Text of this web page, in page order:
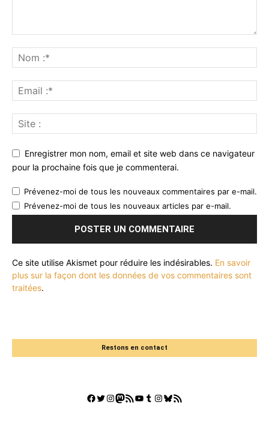
Enregistrer mon nom, email et site web dans ce navigateur
pour la prochaine fois que je commenterai.
Prévenez-moi de tous les nouveaux commentaires par e-mail.
Prévenez-moi de tous les nouveaux articles par e-mail.
Ce site utilise Akismet pour réduire les indésirables. En savoir
plus sur la façon dont les données de vos commentaires sont
traitées.
Restons en contact
Facebook
Twitter
Instagram
Mastodon
Flux RSSYouTube
Tumblr
Instagram
Bluesky
GestGame